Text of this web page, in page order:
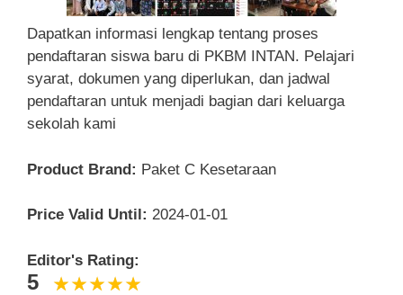
Dapatkan informasi lengkap tentang proses
pendaftaran siswa baru di PKBM INTAN. Pelajari
syarat, dokumen yang diperlukan, dan jadwal
pendaftaran untuk menjadi bagian dari keluarga
sekolah kami
Product Brand: Paket C Kesetaraan
Price Valid Until: 2024-01-01
Editor's Rating:
5